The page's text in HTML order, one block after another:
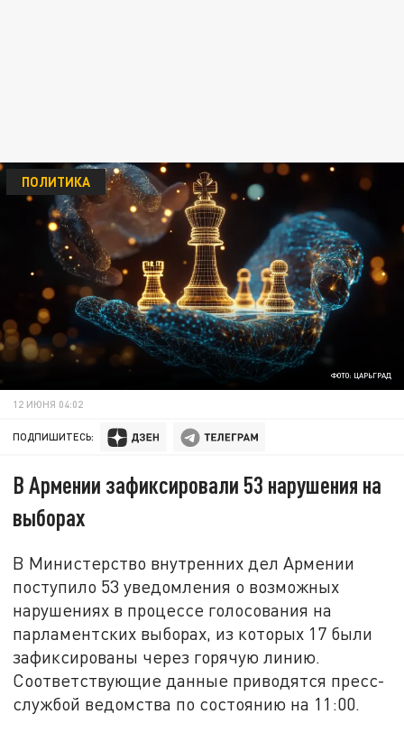
ФОТО: ЦАРЬГРАД
ПОЛИТИКА
12 ИЮНЯ 04:02
ПОДПИШИТЕСЬ:
В Армении зафиксировали 53 нарушения на
выборах
В Министерство внутренних дел Армении
поступило 53 уведомления о возможных
нарушениях в процессе голосования на
парламентских выборах, из которых 17 были
зафиксированы через горячую линию.
Соответствующие данные приводятся пресс-
службой ведомства по состоянию на 11:00.